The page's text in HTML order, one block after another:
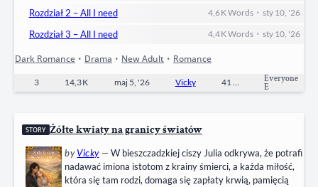
rozum i wolę. Między nimi rozciąga się historia pełna
powrotów, ucieczek i wyborów, których nie da się cofnąć.
Toksyczna miłość, lojalność aż do samozatracenia,
Rozdział 2 – All I need 4,6 KWords •sty 10, '26
Rozdział 3 – All I need 4,4 KWords •sty 10, '26
Dark Romance • Drama • New Adult • Romance
3 14,3 K maj 5, '26 Vicky 41 Completed
Everyone
E
STORY Żółte kwiaty na granicy światów
byVicky— W bieszczadzkiej ciszy Julia odkrywa, że potrafi
nadawać imiona istotom z krainy śmierci, a każda miłość,
która się tam rodzi, domaga się zapłaty krwią, pamięcią